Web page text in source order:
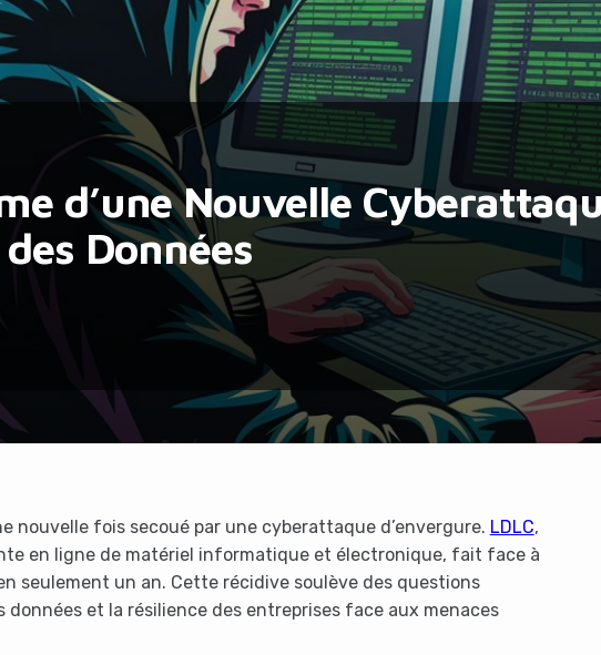
d’une Nouvelle
Données
nouvelle fois secoué par une cyberattaque d’envergure. LDLC,
en ligne de matériel informatique et électronique, fait face à
seulement un an. Cette récidive soulève des questions
et la résilience des entreprises face aux menaces